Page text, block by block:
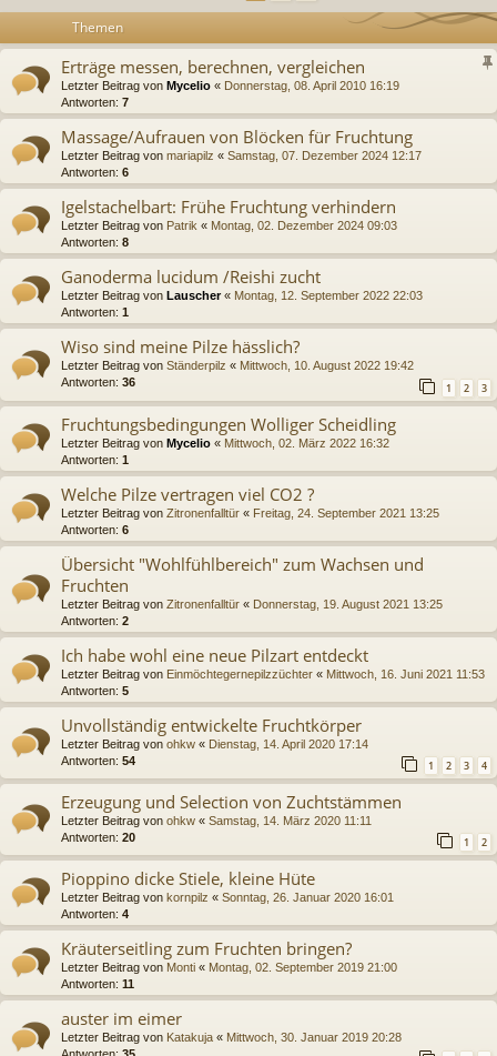
Themen
Erträge messen, berechnen, vergleichen
Letzter Beitrag von Mycelio « Donnerstag, 08. April 2010 16:19
Antworten: 7
Massage/Aufrauen von Blöcken für Fruchtung
Letzter Beitrag von mariapilz « Samstag, 07. Dezember 2024 12:17
Antworten: 6
Igelstachelbart: Frühe Fruchtung verhindern
Letzter Beitrag von Patrik « Montag, 02. Dezember 2024 09:03
Antworten: 8
Ganoderma lucidum /Reishi zucht
Letzter Beitrag von Lauscher« Montag, 12. September 2022 22:03
Antworten: 1
Wiso sind meine Pilze hässlich?
Letzter Beitrag von Ständerpilz « Mittwoch, 10. August 2022 19:42
Antworten: 36 1 2 3
Fruchtungsbedingungen Wolliger Scheidling
Letzter Beitrag von Mycelio « Mittwoch, 02. März 2022 16:32
Antworten: 1
Welche Pilze vertragen viel CO2 ?
Letzter Beitrag von Zitronenfalltür « Freitag, 24. September 2021 13:25
Antworten: 6
Übersicht "Wohlfühlbereich" zum Wachsen und
Fruchten
Letzter Beitrag von Zitronenfalltür « Donnerstag, 19. August 2021 13:25
Antworten: 2
Ich habe wohl eine neue Pilzart entdeckt
Letzter Beitrag von Einmöchtegernepilzzüchter « Mittwoch, 16. Juni 2021 11:53
Antworten: 5
Unvollständig entwickelte Fruchtkörper
Letzter Beitrag von ohkw « Dienstag, 14. April 2020 17:14
Antworten: 54 1 2 3 4
Erzeugung und Selection von Zuchtstämmen
Letzter Beitrag von ohkw « Samstag, 14. März 2020 11:11
Antworten: 20 1 2
Pioppino dicke Stiele, kleine Hüte
Letzter Beitrag von kornpilz « Sonntag, 26. Januar 2020 16:01
Antworten: 4
Kräuterseitling zum Fruchten bringen?
Letzter Beitrag von Monti « Montag, 02. September 2019 21:00
Antworten: 11
auster im eimer
Letzter Beitrag von Katakuja « Mittwoch, 30. Januar 2019 20:28